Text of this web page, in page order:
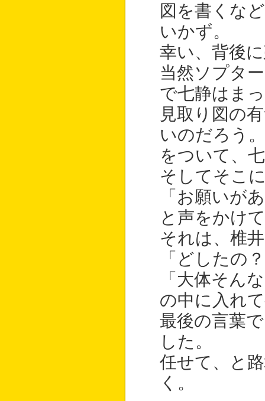
図を書くな
いかず。
幸い、背後
当然ソプタ
で七静はま
見取り図の
いのだろう
をついて、
そしてそこ
「お願いが
と声をかけ
それは、椎
「どしたの
「大体そん
の中に入れ
最後の言葉
した。
任せて、と
く。